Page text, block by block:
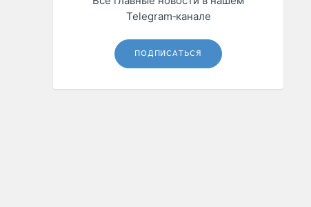
Telegram‑канале
ПОДПИСАТЬСЯ